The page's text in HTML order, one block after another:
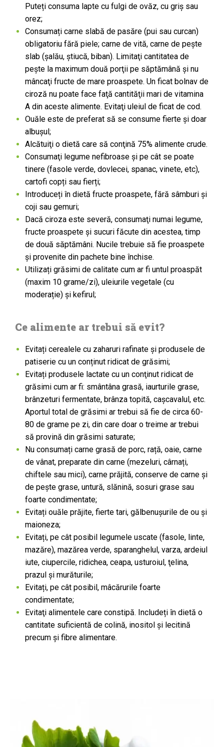
Puteți consuma lapte cu fulgi de ovăz, cu griș sau
orez;
Consumați carne slabă de pasăre (pui sau curcan)
obligatoriu fără piele; carne de vită, carne de pește
slab (şalău, ştiucă, biban). Limitaţi cantitatea de
peşte la maximum două porţii pe săptămână şi nu
mâncaţi fructe de mare proaspete. Un ficat bolnav de
ciroză nu poate face faţă cantităţii mari de vitamina
A din aceste alimente. Evitaţi uleiul de ficat de cod.
Ouăle este de preferat să se consume fierte și doar
albușul;
Alcătuiţi o dietă care să conţină 75% alimente crude.
Consumaţi legume nefibroase și pe cât se poate
tinere (fasole verde, dovlecei, spanac, vinete, etc),
cartofi copți sau fierți;
Introduceți în dietă fructe proaspete, fără sâmburi şi
coji sau gemuri;
Dacă ciroza este severă, consumaţi numai legume,
fructe proaspete şi sucuri făcute din acestea, timp
de două săptămâni. Nucile trebuie să fie proaspete
şi provenite din pachete bine închise.
Utilizați grăsimi de calitate cum ar fi untul proaspăt
(maxim 10 grame/zi), uleiurile vegetale (cu
moderație) și kefirul;
Ce alimente ar trebui să evit?
Evitați cerealele cu zaharuri rafinate și produsele de
patiserie cu un conținut ridicat de grăsimi;
Evitați produsele lactate cu un conţinut ridicat de
grăsimi cum ar fi: smântâna grasă, iaurturile grase,
brânzeturi fermentate, brânza topită, cașcavalul, etc.
Aportul total de grăsimi ar trebui să fie de circa 60-
80 de grame pe zi, din care doar o treime ar trebui
să provină din grăsimi saturate;
Nu consumați carne grasă de porc, rață, oaie, carne
de vânat, preparate din carne (mezeluri, cârnați,
chiftele sau mici), carne prăjită, conserve de carne și
de pește grase, untură, slănină, sosuri grase sau
foarte condimentate;
Evitați ouăle prăjite, fierte tari, gălbenușurile de ou și
maioneza;
Evitați, pe cât posibil legumele uscate (fasole, linte,
mazăre), mazărea verde, sparanghelul, varza, ardeiul
iute, ciupercile, ridichea, ceapa, usturoiul, ţelina,
prazul și murăturile;
Evitați, pe cât posibil, mâcărurile foarte
condimentate;
Evitaţi alimentele care constipă. Includeți în dietă o
cantitate suficientă de colină, inositol şi lecitină
precum şi fibre alimentare.